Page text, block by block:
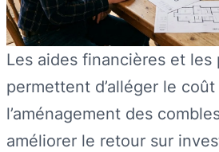
Les aides financières et les
permettent d’alléger le coût
l’aménagement des
améliorer le retour sur